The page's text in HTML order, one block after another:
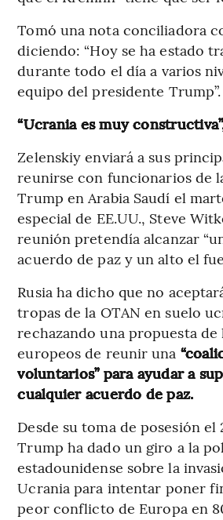
Tomó una nota conciliadora
diciendo: “Hoy se ha estado
durante todo el día a varios
equipo del presidente Trump”.
“Ucrania es muy
Zelenskiy enviará a sus
reunirse con funcionarios de
Trump en Arabia Saudí el
especial de EE.UU., Steve
reunión pretendía alcanzar
acuerdo de paz y un alto el
Rusia ha dicho que no
tropas de la OTAN en suelo
rechazando una propuesta de
europeos de reunir una
voluntarios” para ayudar a
cualquier acuerdo de paz.
Desde su toma de posesión el
Trump ha dado un giro a la
estadounidense sobre la
Ucrania para intentar poner
peor conflicto de Europa en